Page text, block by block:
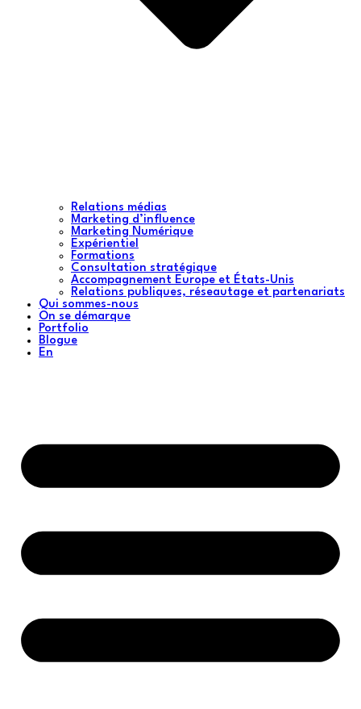
Relations médias
Marketing d’influence
Marketing Numérique
Expérientiel
Formations
Consultation stratégique
Accompagnement Europe et États-Unis
Relations publiques, réseautage et partenariats
Qui sommes-nous
On se démarque
Portfolio
Blogue
En